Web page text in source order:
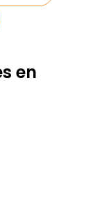
en